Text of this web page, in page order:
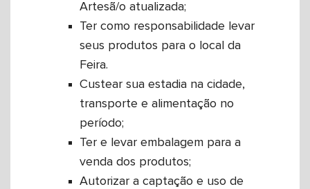
Artesã/o atualizada;
Ter como responsabilidade levar
seus produtos para o local da
Feira.
Custear sua estadia na cidade,
transporte e alimentação no
período;
Ter e levar embalagem para a
venda dos produtos;
Autorizar a captação e uso de